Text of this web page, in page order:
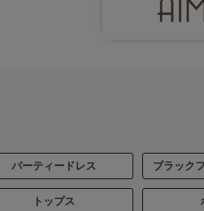
パーティードレス ブラック
トップス